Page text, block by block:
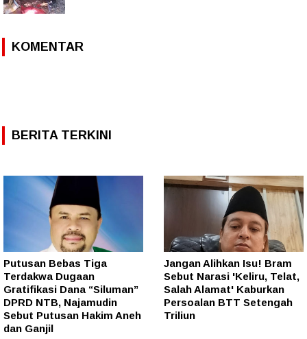
KOMENTAR
BERITA TERKINI
Putusan Bebas Tiga
Terdakwa Dugaan
Gratifikasi Dana “Siluman”
DPRD NTB, Najamudin
Sebut Putusan Hakim Aneh
dan Ganjil
Jangan Alihkan Isu! Bram
Sebut Narasi 'Keliru, Telat,
Salah Alamat' Kaburkan
Persoalan BTT Setengah
Triliun